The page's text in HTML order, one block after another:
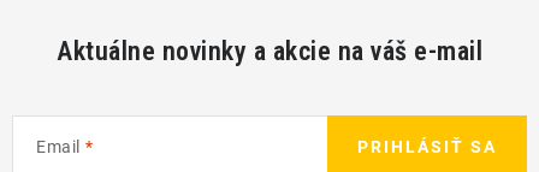
Aktuálne novinky a akcie na váš e-mail
Email PRIHLÁSIŤ SA